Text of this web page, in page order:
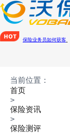
保险业务员如何获客
当前位置：
首页
>
保险资讯
>
保险测评